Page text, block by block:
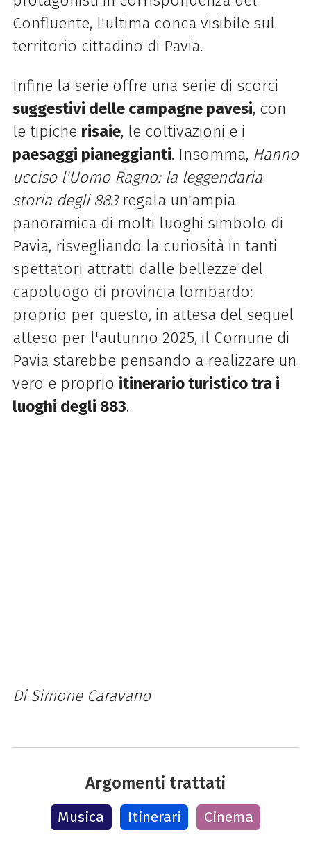
Confluente, l'ultima conca visibile sul
territorio cittadino di Pavia.
Infine la serie offre una serie di scorci
suggestivi delle campagne pavesi, con
le tipiche risaie, le coltivazioni e i
paesaggi pianeggianti. Insomma, Hanno
ucciso l'Uomo Ragno: la leggendaria
storia degli 883 regala un'ampia
panoramica di molti luoghi simbolo di
Pavia, risvegliando la curiosità in tanti
spettatori attratti dalle bellezze del
capoluogo di provincia lombardo:
proprio per questo, in attesa del sequel
atteso per l'autunno 2025, il Comune di
Pavia starebbe pensando a realizzare un
vero e proprio itinerario turistico tra i
luoghi degli 883.
Di Simone Caravano
Argomenti trattati
Musica Itinerari Cinema